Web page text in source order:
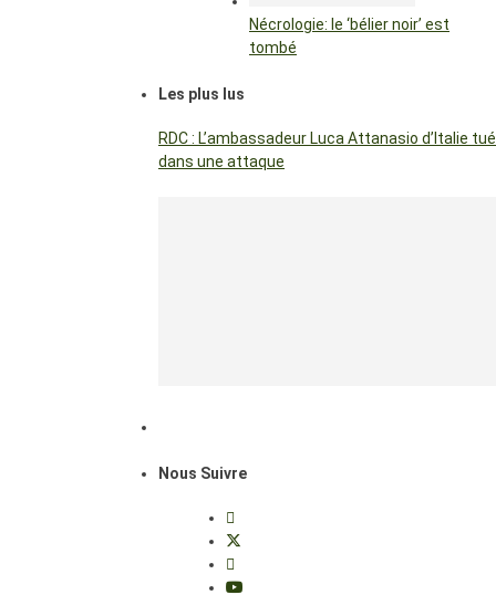
Nécrologie: le ‘bélier noir’ est
tombé
Les plus lus
RDC : L’ambassadeur Luca Attanasio d’Italie tué
dans une attaque
Nous Suivre